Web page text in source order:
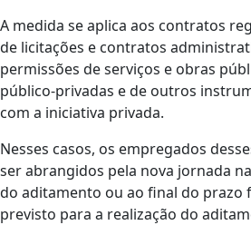
A medida se aplica aos contratos
de licitações e contratos
permissões de serviços e obras
público-privadas e de outros
com a iniciativa privada.
Nesses casos, os empregados
ser abrangidos pela nova jornada
do aditamento ou ao final do prazo
previsto para a realização do